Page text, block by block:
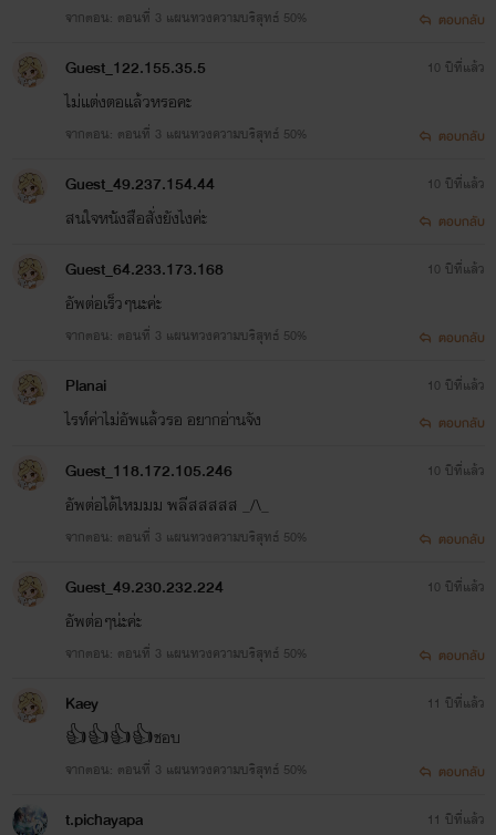
จากตอน: ตอนที่ 3 แผนทวงความบริสุทธ์ 50% ตอบกลับ
Guest_122.155.35.5
ไม่แต่งตอแล้วหรอคะ
จากตอน: ตอนที่ 3 แผนทวงความบริสุทธ์ 50%
10 ปีที่แล้ว
ตอบกลับ
Guest_49.237.154.44
สนใจหนังสือสั่งยังไงค่ะ
10 ปีที่แล้ว
ตอบกลับ
Guest_64.233.173.168
อัพต่อเร็วๆนะค่ะ
จากตอน: ตอนที่ 3 แผนทวงความบริสุทธ์ 50%
10 ปีที่แล้ว
ตอบกลับ
Planai
ไรท์ค่าไม่อัพแล้วรอ อยากอ่านจัง
10 ปีที่แล้ว
ตอบกลับ
Guest_118.172.105.246
อัพต่อได้ไหมมม พลีสสสสส _/\_
จากตอน: ตอนที่ 3 แผนทวงความบริสุทธ์ 50%
10 ปีที่แล้ว
ตอบกลับ
Guest_49.230.232.224
อัพต่อๆน่ะค่ะ
จากตอน: ตอนที่ 3 แผนทวงความบริสุทธ์ 50%
10 ปีที่แล้ว
ตอบกลับ
Kaey
👍👍👍👍ชอบ
จากตอน: ตอนที่ 3 แผนทวงความบริสุทธ์ 50%
11 ปีที่แล้ว
ตอบกลับ
t.pichayapa 11 ปีที่แล้ว